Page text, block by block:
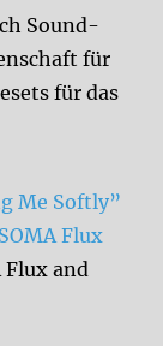
Sound-
für
für das
Me Softly”
Flux
Flux and